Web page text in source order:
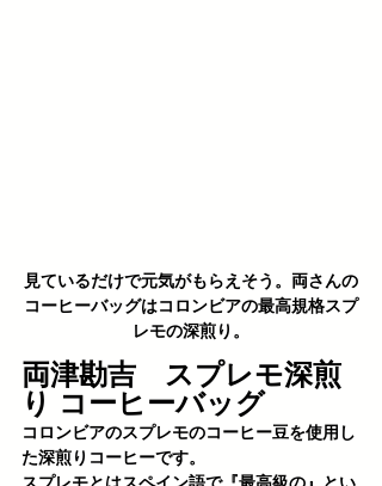
見ているだけで元気がもらえそう。両さんの
コーヒーバッグはコロンビアの最高規格スプ
レモの深煎り。
両津勘吉　スプレモ深煎
り コーヒーバッグ
コロンビアのスプレモのコーヒー豆を使用し
た深煎りコーヒーです。